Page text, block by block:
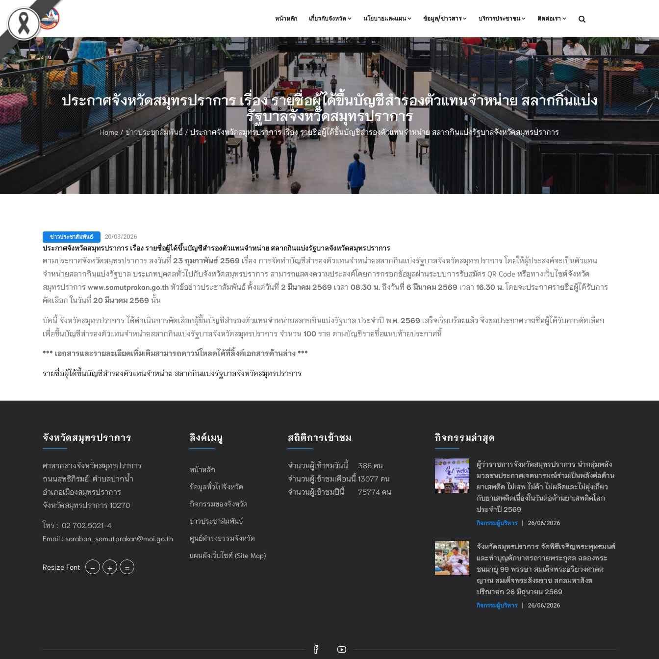
หน้าหลัก เกี่ยวกับจังหวัด นโยบายและแผน ข้อมูล/ข่าวสาร บริการประชาชน ติดต่อเรา
ประกาศจังหวัดสมุทรปราการ เรื่อง รายชื่อผู้ได้ขึ้นบัญชีสำรองตัวแทนจำหน่าย สลากกินแบ่ง
รัฐบาลจังหวัดสมุทรปราการ
Home / ข่าวประชาสัมพันธ์ / ประกาศจังหวัดสมุทรปราการ เรื่อง รายชื่อผู้ได้ขึ้นบัญชีสำรองตัวแทนจำหน่าย สลากกินแบ่งรัฐบาลจังหวัดสมุทรปราการ
ข่าวประชาสัมพันธ์ 20/03/2026
ประกาศจังหวัดสมุทรปราการ เรื่อง รายชื่อผู้ได้ขึ้นบัญชีสำรองตัวแทนจำหน่าย สลากกินแบ่งรัฐบาลจังหวัดสมุทรปราการ
ตามประกาศจังหวัดสมุทรปราการ ลงวันที่ 23 กุมภาพันธ์ 2569 เรื่อง การจัดทำบัญชีสำรองตัวแทนจำหน่ายสลากกินแบ่งรัฐบาลจังหวัดสมุทรปราการ โดยให้ผู้ประสงค์จะเป็นตัวแทน
จำหน่ายสลากกินแบ่งรัฐบาล ประเภทบุคคลทั่วไปกับจังหวัดสมุทรปราการ สามารถแสดงความประสงค์โดยการกรอกข้อมูลผ่านระบบการรับสมัคร QR Code หรือทางเว็บไซต์จังหวัด
สมุทรปราการ www.samutprakan.go.th หัวข้อข่าวประชาสัมพันธ์ ตั้งแต่วันที่ 2 มีนาคม 2569 เวลา 08.30 น. ถึงวันที่ 6 มีนาคม 2569 เวลา 16.30 น.โดยจะประกาศรายชื่อผู้ได้รับการ
คัดเลือก ในวันที่ 20 มีนาคม 2569 นั้น
บัดนี้ จังหวัดสมุทรปราการ ได้ดำเนินการคัดเลือกผู้ขึ้นบัญชีสำรองตัวแทนจำหน่ายสลากกินแบ่งรัฐบาล ประจำปี พ.ศ. 2569 เสร็จเรียบร้อยแล้ว จึงขอประกาศรายชื่อผู้ได้รับการคัดเลือก
เพื่อขึ้นบัญชีสำรองตัวแทนจำหน่ายสลากกินแบ่งรัฐบาลจังหวัดสมุทรปราการ จำนวน 100 ราย ตามบัญชีรายชื่อแนบท้ายประกาศนี้
*** เอกสารและรายละเอียดเพิ่มเติมสามารถดาวน์โหลดได้ที่ลิ้งค์เอกสารด้านล่าง ***
รายชื่อผู้ได้ขึ้นบัญชีสำรองตัวแทนจำหน่าย สลากกินแบ่งรัฐบาลจังหวัดสมุทรปราการ
จังหวัดสมุทรปราการ
ศาลากลางจังหวัดสมุทรปราการ
ถนนสุทธิภิรมย์ ตำบลปากน้ำ
อำเภอเมืองสมุทรปราการ
จังหวัดสมุทรปราการ 10270
โทร : 02 702 5021-4
Email : saraban_samutprakan@moi.go.th
Resize Font - + =
ลิงค์เมนู
หน้าหลัก
ข้อมูลทั่วไปจังหวัด
กิจกรรมของจังหวัด
ข่าวประชาสัมพันธ์
ศูนย์ดำรงธรรมจังหวัด
แผนผังเว็บไซต์ (Site Map)
สถิติการเข้าชม
จำนวนผู้เข้าชมวันนี้ 386 คน
จำนวนผู้เข้าชมเดือนนี้ 13077 คน
จำนวนผู้เข้าชมปีนี้ 75774 คน
กิจกรรมล่าสุด
ผู้ว่าราชการจังหวัดสมุทรปราการ นำกลุ่มพลัง
มวลชนประกาศเจตนารมณ์ร่วมเป็นพลังต่อต้าน
ยาเสพติด ไม่เสพ ไม่ค้า ไม่ผลิตและไม่ยุ่งเกี่ยว
กับยาเสพติดเนื่องในวันต่อต้านยาเสพติดโลก
ประจำปี 2569
กิจกรรมผู้บริหาร | 26/06/2026
จังหวัดสมุทรปราการ จัดพิธีเจริญพระพุทธมนต์
และทำบุญตักบาตรถวายพระกุศล ฉลองพระ
ชนมายุ 99 พรรษา สมเด็จพระอริยวงศาคต
ญาณ สมเด็จพระสังฆราช สกลมหาสังฆ
ปริณายก 26 มิถุนายน 2569
กิจกรรมผู้บริหาร | 26/06/2026